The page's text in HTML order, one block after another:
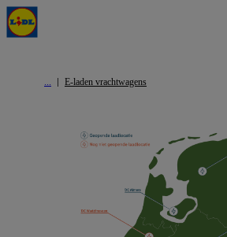
E-laden vrachtwagens